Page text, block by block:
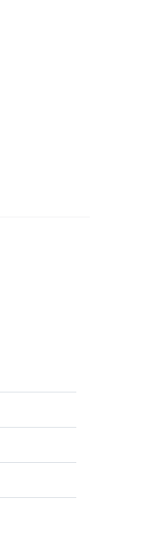
55 to 100.
displaying categories.
displaying values.